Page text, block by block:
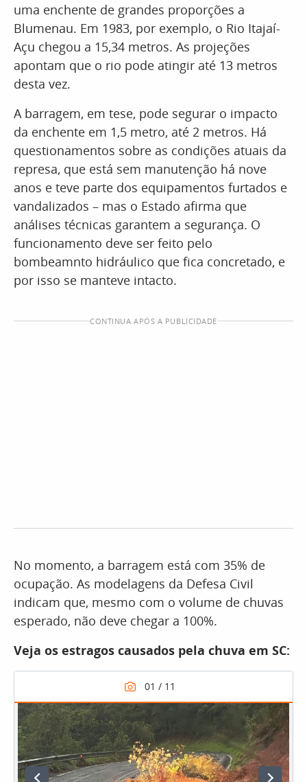
uma enchente de grandes proporções a
Blumenau. Em 1983, por exemplo, o Rio Itajaí-
Açu chegou a 15,34 metros. As projeções
apontam que o rio pode atingir até 13 metros
desta vez.
A barragem, em tese, pode segurar o impacto
da enchente em 1,5 metro, até 2 metros. Há
questionamentos sobre as condições atuais da
represa, que está sem manutenção há nove
anos e teve parte dos equipamentos furtados e
vandalizados – mas o Estado afirma que
análises técnicas garantem a segurança. O
funcionamento deve ser feito pelo
bombeamnto hidráulico que fica concretado, e
por isso se manteve intacto.
CONTINUA APÓS A PUBLICIDADE
No momento, a barragem está com 35% de
ocupação. As modelagens da Defesa Civil
indicam que, mesmo com o volume de chuvas
esperado, não deve chegar a 100%.
Veja os estragos causados pela chuva em SC: